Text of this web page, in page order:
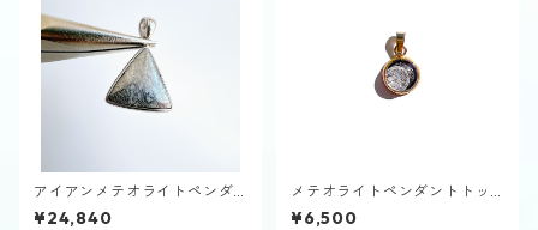
アイアンメテオライトペンダ
ントトップ
¥24,840
メテオライトペンダントトッ
プ②
¥6,500